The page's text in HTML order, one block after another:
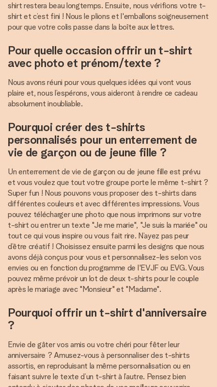
shirt restera beau longtemps. Ensuite, nous vérifions votre t-
shirt et c’est fini ! Nous le plions et l'emballons soigneusement
pour que votre colis passe dans la boîte aux lettres.
Pour quelle occasion offrir un t-shirt
avec photo et prénom/texte ?
Nous avons réuni pour vous quelques idées qui vont vous
plaire et, nous l’espérons, vous aideront à rendre ce cadeau
absolument inoubliable.
Pourquoi créer des t-shirts
personnalisés pour un enterrement de
vie de garçon ou de jeune fille ?
Un enterrement de vie de garçon ou de jeune fille est prévu
et vous voulez que tout votre groupe porte le même t-shirt ?
Super fun ! Nous pouvons vous proposer des t-shirts dans
différentes couleurs et avec différentes impressions. Vous
pouvez télécharger une photo que nous imprimons sur votre
t-shirt ou entrer un texte "Je me marie", "Je suis la mariée" ou
tout ce qui vous inspire ou vous fait rire. N’ayez pas peur
d’être créatif ! Choisissez ensuite parmi les designs que nous
avons déjà conçus pour vous et personnalisez-les selon vos
envies ou en fonction du programme de l'EVJF ou EVG. Vous
pouvez même prévoir un lot de deux t-shirts pour le couple
après le mariage avec "Monsieur" et "Madame".
Pourquoi offrir un t-shirt d'anniversaire
?
Envie de gâter vos amis ou votre chéri pour fêter leur
anniversaire ? Amusez-vous à personnaliser des t-shirts
assortis, en reproduisant la même personnalisation ou en
faisant suivre le texte d’un t-shirt à l’autre. Pensez bien